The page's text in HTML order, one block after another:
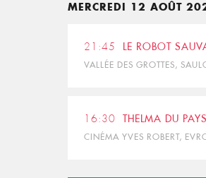
MERCREDI 12 AOÛT
21:45 LE ROBOT
VALLÉE DES GROTTES,
16:30 THELMA DU
CINÉMA YVES ROBERT,